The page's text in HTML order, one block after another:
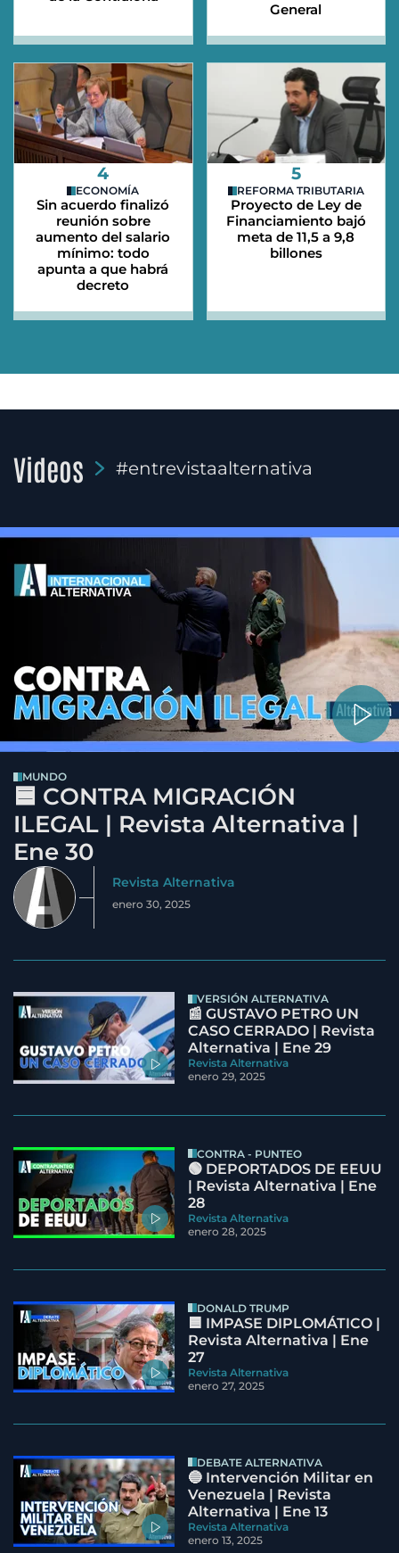
General
4
ECONOMÍA
Sin acuerdo finalizó
reunión sobre
aumento del salario
mínimo: todo
apunta a que habrá
decreto
5
REFORMA TRIBUTARIA
Proyecto de Ley de
Financiamiento bajó
meta de 11,5 a 9,8
billones
Videos #entrevistaalternativa
MUNDO
🟦 CONTRA MIGRACIÓN
ILEGAL | Revista Alternativa |
Ene 30
Revista Alternativa
enero 30, 2025
VERSIÓN ALTERNATIVA
📰 GUSTAVO PETRO UN
CASO CERRADO | Revista
Alternativa | Ene 29
Revista Alternativa
enero 29, 2025
CONTRA - PUNTEO
🟢 DEPORTADOS DE EEUU
| Revista Alternativa | Ene
28
Revista Alternativa
enero 28, 2025
DONALD TRUMP
🟦 IMPASE DIPLOMÁTICO |
Revista Alternativa | Ene
27
Revista Alternativa
enero 27, 2025
DEBATE ALTERNATIVA
🔵 Intervención Militar en
Venezuela | Revista
Alternativa | Ene 13
Revista Alternativa
enero 13, 2025